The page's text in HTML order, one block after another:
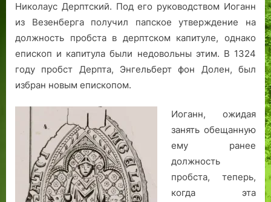
Николаус Дерптский. Под его руководством Иоганн
из Везенберга получил папское утверждение на
должность пробста в дерптском капитуле, однако
епископ и капитула были недовольны этим. В 1324
году пробст Дерпта, Энгельберт фон Долен, был
избран новым епископом.
Иоганн, ожидая
занять обещанную
ему ранее
должность
пробста, теперь,
когда эта